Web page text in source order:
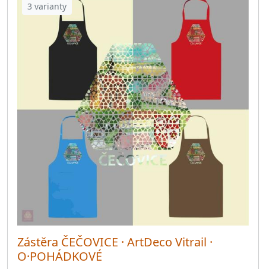
3 varianty
Zástěra ČEČOVICE · ArtDeco Vitrail ·
O·POHÁDKOVÉ